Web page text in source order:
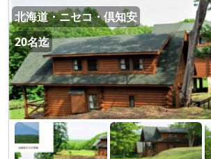
北海道・ニセコ・倶知安
20名迄